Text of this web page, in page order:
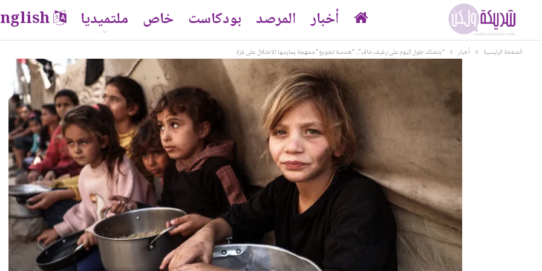
أخبار المرصد بودكاست خاص ملتميديا
الصفحة الرئيسية أخبار “بتضلك طول اليوم على رغيف حاف”.. “هندسة تجويع” ممنهجة يمارسها الاحتلال على غزة